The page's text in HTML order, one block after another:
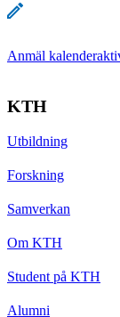
Anmäl
KTH
Utbildning
Forskning
Samverkan
Om KTH
Student på KTH
Alumni